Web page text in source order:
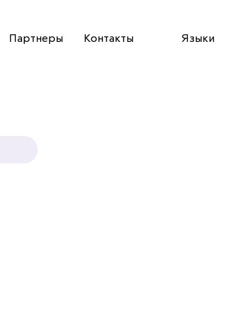
Партнеры Контакты Языки